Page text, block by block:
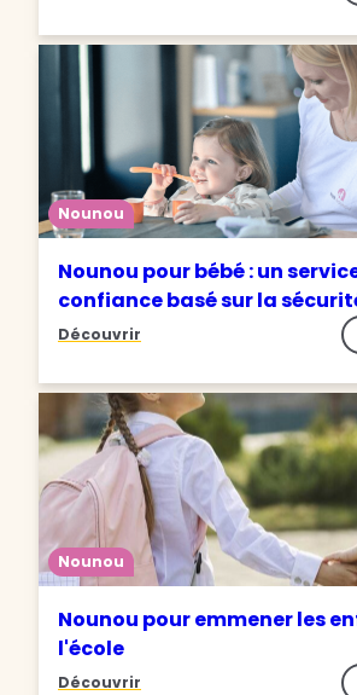
Nounou
Nounou pour bébé : un
confiance basé sur la
Découvrir
Nounou
Nounou pour emmener les
l'école
Découvrir